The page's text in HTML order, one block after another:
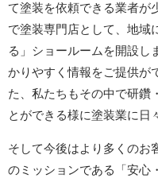
て塗装を依頼できる業者が
で塗装専門店として、地域
る」ショールームを開設し
かりやすく情報をご提供が
た、私たちもその中で研鑽
とができる様に塗装業に日
そして今後はより多くのお
のミッションである「安心